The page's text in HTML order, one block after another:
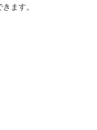
ます。